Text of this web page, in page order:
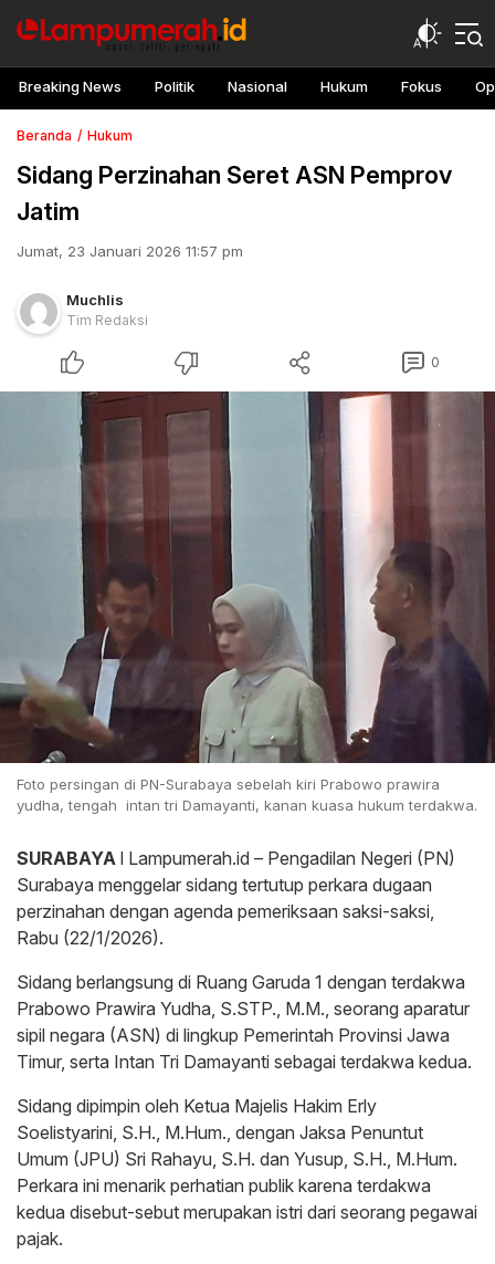
Breaking News Politik Nasional Hukum Fokus
Beranda Hukum
Sidang Perzinahan Seret ASN Pemprov
Jatim
Jumat, 23 Januari 2026 11:57 pm
Muchlis
Tim Redaksi
0
Foto persingan di PN-Surabaya sebelah kiri Prabowo prawira
yudha, tengah intan tri Damayanti, kanan kuasa hukum terdakwa.
SURABAYA l Lampumerah.id – Pengadilan Negeri (PN)
Surabaya menggelar sidang tertutup perkara dugaan
perzinahan dengan agenda pemeriksaan saksi-saksi,
Rabu (22/1/2026).
Sidang berlangsung di Ruang Garuda 1 dengan terdakwa
Prabowo Prawira Yudha, S.STP., M.M., seorang aparatur
sipil negara (ASN) di lingkup Pemerintah Provinsi Jawa
Timur, serta Intan Tri Damayanti sebagai terdakwa kedua.
Sidang dipimpin oleh Ketua Majelis Hakim Erly
Soelistyarini, S.H., M.Hum., dengan Jaksa Penuntut
Umum (JPU) Sri Rahayu, S.H. dan Yusup, S.H., M.Hum.
Perkara ini menarik perhatian publik karena terdakwa
kedua disebut-sebut merupakan istri dari seorang pegawai
pajak.